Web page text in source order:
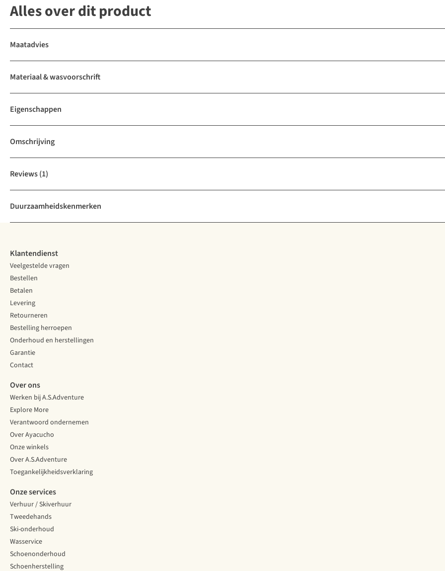
Alles over dit product
Maatadvies
Materiaal & wasvoorschrift
Eigenschappen
Omschrijving
Reviews(1)
Duurzaamheidskenmerken
Klantendienst
Veelgestelde vragen
Bestellen
Betalen
Levering
Retourneren
Bestelling herroepen
Onderhoud en herstellingen
Garantie
Contact
Over ons
Werken bij A.S.Adventure
Explore More
Verantwoord ondernemen
Over Ayacucho
Onze winkels
Over A.S.Adventure
Toegankelijkheidsverklaring
Onze services
Verhuur / Skiverhuur
Tweedehands
Ski-onderhoud
Wasservice
Schoenonderhoud
Schoenherstelling